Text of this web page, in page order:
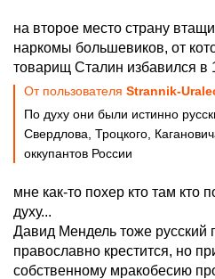
на второе место страну
наркомы большевиков, от
товарищ Сталин избавился в
От пользователя Strannik-
По духу они были истинно
Свердлова, Троцкого,
оккупантов России
мне как-то похер кто там кто
духу...
Давид Мендель тоже русский
православно крестится, но
собственному мракобесию